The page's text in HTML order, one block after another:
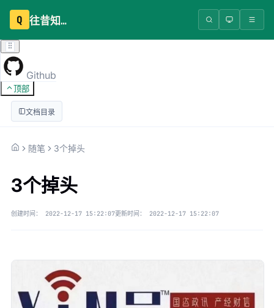
Q 往昔知识库
Github
顶部
文档目录
随笔 3个掉头
3个掉头
创建时间： 2022-12-17 15:22:07更新时间： 2022-12-17 15:22:07